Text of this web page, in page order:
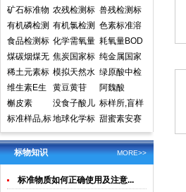
质网
准物质网
物质中心
计量院标准
物质中心
质
质
矿石标准物
质
农残检测标
准样品,标准
溶液,标准物
质
兽残检测标
准样品,标准
溶液,标准物
质
有机磷检测
标准样品,标
准溶液,标准
物质
有机氯检测
标准样品标
准溶液标准
物质
色素标准溶
液标准物质
食品检测
食品检测标
准物质标准
样品标准溶
液
化学需氧量
COD标准溶
液标准物质
标样环境标
准样品
耗氧量BOD
5标准溶液
标准物质标
样环境标准
样品
煤碳烟煤无
烟煤国家标
准物质国家
标准样品
焦炭国家标
准物质国家
标准样品
纯金属国家
实物标准样
品
稀土元素标
准物质标准
样品
模拟天然水
标准溶液
绿原酸中检
所标准品对
照品高效液
相色谱HPL
C
维生素E生
育酚标准品
对照品中检
所
黄豆黄苷
阿魏酸
槲皮素
没食子酸儿
茶素
标样所,盲样
标准样品,标
样,质控样
地球化学标
准物质矿石
土壤生物成
分分析
甜蜜素安赛
蜜(乙酰磺胺
酸钾)标准溶
液食品检测
标准物质
MORE>>
标物知识
标准物质如何正确使用及注意...